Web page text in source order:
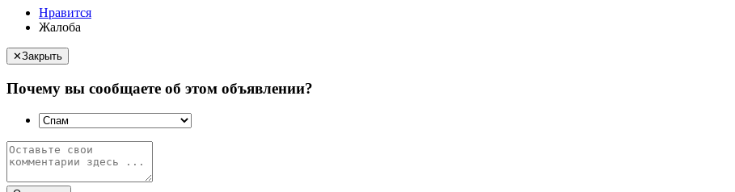
Нравится
Жалоба
✕Закрыть
Почему вы сообщаете об этом объявлении?